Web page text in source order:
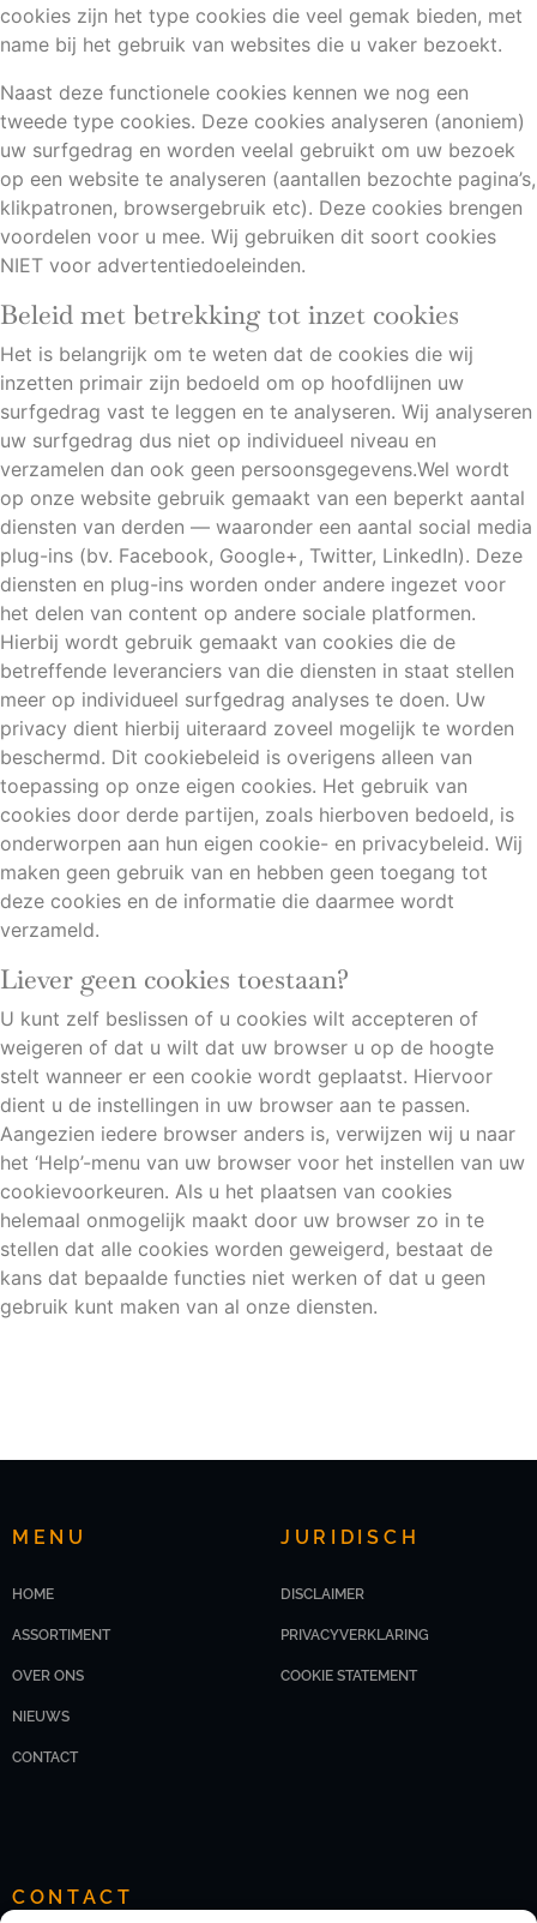
cookies zijn het type cookies die veel gemak bieden, met
name bij het gebruik van websites die u vaker bezoekt.
Naast deze functionele cookies kennen we nog een
tweede type cookies. Deze cookies analyseren (anoniem)
uw surfgedrag en worden veelal gebruikt om uw bezoek
op een website te analyseren (aantallen bezochte pagina’s,
klikpatronen, browsergebruik etc). Deze cookies brengen
voordelen voor u mee. Wij gebruiken dit soort cookies
NIET voor advertentiedoeleinden.
Beleid met betrekking tot inzet cookies
Het is belangrijk om te weten dat de cookies die wij
inzetten primair zijn bedoeld om op hoofdlijnen uw
surfgedrag vast te leggen en te analyseren. Wij analyseren
uw surfgedrag dus niet op individueel niveau en
verzamelen dan ook geen persoonsgegevens.Wel wordt
op onze website gebruik gemaakt van een beperkt aantal
diensten van derden — waaronder een aantal social media
plug-ins (bv. Facebook, Google+, Twitter, LinkedIn). Deze
diensten en plug-ins worden onder andere ingezet voor
het delen van content op andere sociale platformen.
Hierbij wordt gebruik gemaakt van cookies die de
betreffende leveranciers van die diensten in staat stellen
meer op individueel surfgedrag analyses te doen. Uw
privacy dient hierbij uiteraard zoveel mogelijk te worden
beschermd. Dit cookiebeleid is overigens alleen van
toepassing op onze eigen cookies. Het gebruik van
cookies door derde partijen, zoals hierboven bedoeld, is
onderworpen aan hun eigen cookie- en privacybeleid. Wij
maken geen gebruik van en hebben geen toegang tot
deze cookies en de informatie die daarmee wordt
verzameld.
Liever geen cookies toestaan?
U kunt zelf beslissen of u cookies wilt accepteren of
weigeren of dat u wilt dat uw browser u op de hoogte
stelt wanneer er een cookie wordt geplaatst. Hiervoor
dient u de instellingen in uw browser aan te passen.
Aangezien iedere browser anders is, verwijzen wij u naar
het ‘Help’-menu van uw browser voor het instellen van uw
cookievoorkeuren. Als u het plaatsen van cookies
helemaal onmogelijk maakt door uw browser zo in te
stellen dat alle cookies worden geweigerd, bestaat de
kans dat bepaalde functies niet werken of dat u geen
gebruik kunt maken van al onze diensten.
MENU
HOME
ASSORTIMENT
OVER ONS
NIEUWS
CONTACT
JURIDISCH
DISCLAIMER
PRIVACYVERKLARING
COOKIE STATEMENT
CONTACT